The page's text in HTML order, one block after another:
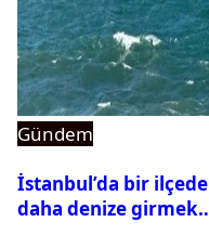
Gündem
İstanbul’da bir ilçede
daha denize girmek